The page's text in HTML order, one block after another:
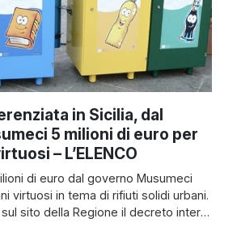
in Sicilia, dal
5 milioni di euro per
– L’ELENCO
di euro dal governo Musumeci
virtuosi in tema di rifiuti solidi urbani.
sito della Regione il decreto inter-
qui per visionarlo), Economia e